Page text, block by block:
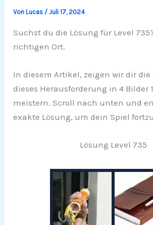
VonLucas /Juli 17, 2024
Suchst du die Lösung für Level
richtigen Ort.
In diesem Artikel, zeigen wir dir die
dieses Herausforderung in 4 Bilder
meistern. Scroll nach unten und
exakte Lösung, um dein Spiel
Lösung Level 735